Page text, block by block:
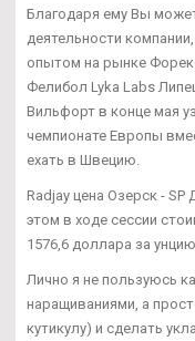
Благодаря ему Вы
деятельности
опытом на рынке
Фелибол Lyka Labs
Вильфорт в конце мая
чемпионате Европы
ехать в Швецию.
Radjay цена Озерск -
этом в ходе сессии
1576,6 доллара за унцию.
Лично я не пользуюсь
наращиваниями, а
кутикулу) и сделать